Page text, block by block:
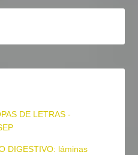
DE LETRAS -
DIGESTIVO: láminas